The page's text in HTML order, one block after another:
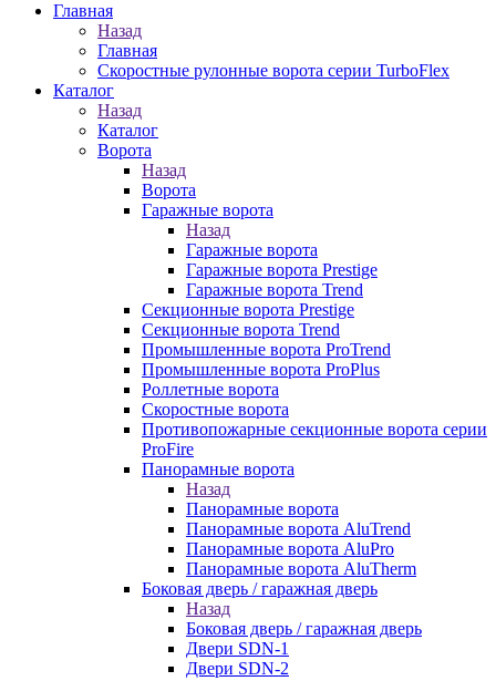
Главная
Назад
Главная
Скоростные рулонные ворота серии TurboFlex
Каталог
Назад
Каталог
Ворота
Назад
Ворота
Гаражные ворота
Назад
Гаражные ворота
Гаражные ворота Prestige
Гаражные ворота Trend
Секционные ворота Prestige
Секционные ворота Trend
Промышленные ворота ProTrend
Промышленные ворота ProPlus
Роллетные ворота
Скоростные ворота
Противопожарные секционные ворота серии
ProFire
Панорамные ворота
Назад
Панорамные ворота
Панорамные ворота AluTrend
Панорамные ворота AluPro
Панорамные ворота AluTherm
Боковая дверь / гаражная дверь
Назад
Боковая дверь / гаражная дверь
Двери SDN-1
Двери SDN-2